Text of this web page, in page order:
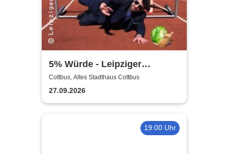
5% Würde - Leipziger
Pfeffermühle
Cottbus, Altes Stadthaus Cottbus
27.09.2026
19:00 Uhr